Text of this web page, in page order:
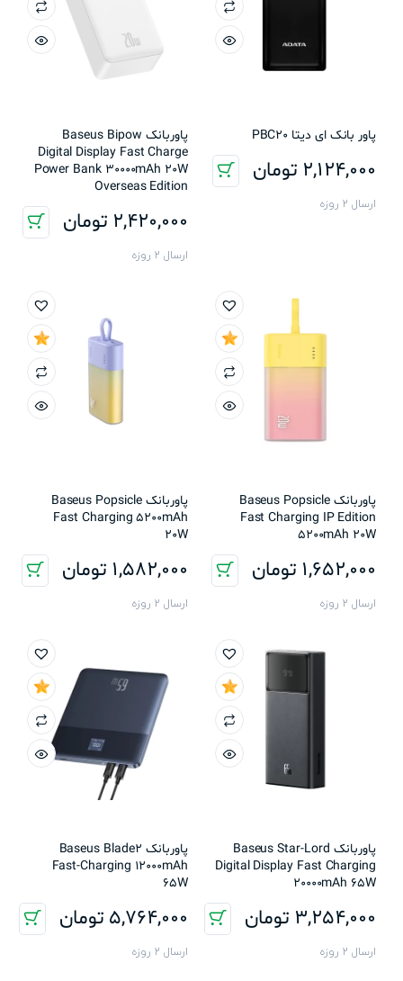
پاور بانک ای دیتا PBC20
2,124,000 تومان
ارسال 2 روزه
پاوربانک Baseus Bipow
Digital Display Fast Charge
Power Bank 30000mAh 20W
Overseas Edition
2,420,000 تومان
ارسال 2 روزه
پاوربانک Baseus Popsicle
Fast Charging IP Edition
5200mAh 20W
1,652,000 تومان
ارسال 2 روزه
پاوربانک Baseus Popsicle
Fast Charging 5200mAh
20W
1,582,000 تومان
ارسال 2 روزه
پاوربانک Baseus Star-Lord
Digital Display Fast Charging
20000mAh 65W
3,254,000 تومان
ارسال 2 روزه
پاوربانک Baseus Blade2
Fast-Charging 12000mAh
65W
5,764,000 تومان
ارسال 2 روزه